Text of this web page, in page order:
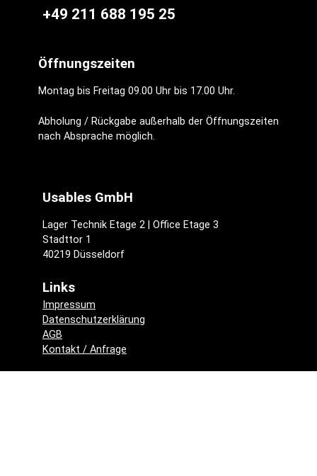
+49 211 688 195 25
Öffnungszeiten
Montag bis Freitag 09.00 Uhr bis 17.00 Uhr.
Abholung / Rückgabe außerhalb der Öffnungszeiten
nach Absprache möglich.
Usables GmbH
Lager Technik Etage 2 | Office Etage 3
Stadttor 1
40219 Düsseldorf
Links
Impressum
Datenschutzerklärung
AGB
Kontakt / Anfrage